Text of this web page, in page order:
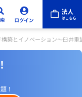
構築とイノベーション～臼
！